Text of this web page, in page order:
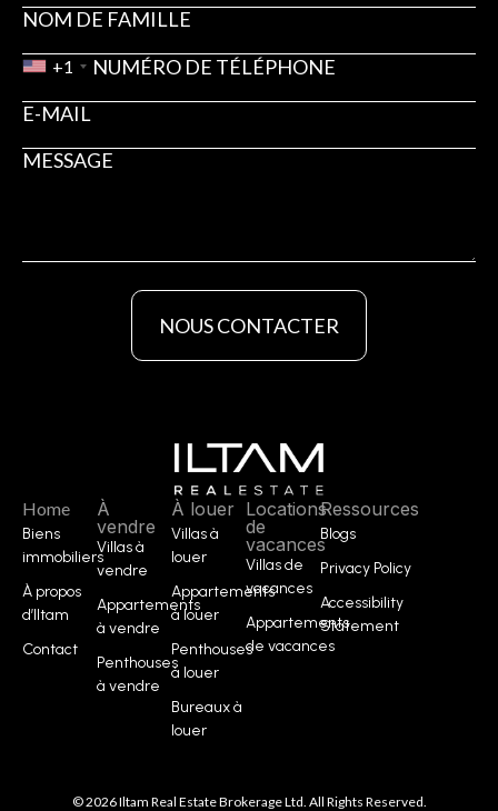
+1
NOUS CONTACTER
Home
Biens
immobiliers
À propos
d’Iltam
Contact
À
vendre
Villas à
vendre
Appartements
à vendre
Penthouses
à vendre
À louer
Villas à
louer
Appartements
à louer
Penthouses
à louer
Bureaux à
louer
Locations
de
vacances
Villas de
vacances
Appartements
de vacances
Ressources
Blogs
Privacy Policy
Accessibility
Statement
© 2026 Iltam Real Estate Brokerage Ltd. All Rights Reserved.